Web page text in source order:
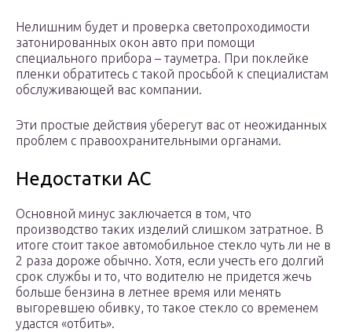
Нелишним будет и проверка светопроходимости
затонированных окон авто при помощи
специального прибора – тауметра. При поклейке
пленки обратитесь с такой просьбой к специалистам
обслуживающей вас компании.
Эти простые действия уберегут вас от неожиданных
проблем с правоохранительными органами.
Недостатки АС
Основной минус заключается в том, что
производство таких изделий слишком затратное. В
итоге стоит такое автомобильное стекло чуть ли не в
2 раза дороже обычно. Хотя, если учесть его долгий
срок службы и то, что водителю не придется жечь
больше бензина в летнее время или менять
выгоревшею обивку, то такое стекло со временем
удастся «отбить».